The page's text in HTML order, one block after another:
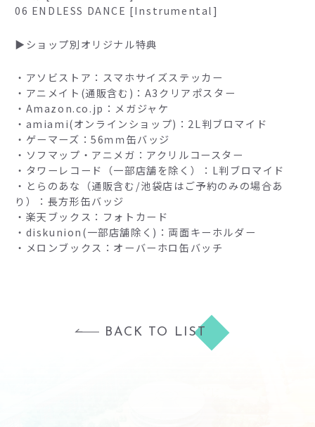
06 ENDLESS DANCE [Instrumental]
▶ショップ別オリジナル特典
・アソビストア：スマホサイズステッカー
・アニメイト(通販含む)：A3クリアポスター
・Amazon.co.jp：メガジャケ
・amiami(オンラインショップ)：2L判ブロマイド
・ゲーマーズ：56ｍｍ缶バッジ
・ソフマップ・アニメガ：アクリルコースター
・タワーレコード（一部店舗を除く）：L判ブロマイド
・とらのあな（通販含む/池袋店はご予約のみの場合あ
り）：長方形缶バッジ
・楽天ブックス：フォトカード
・diskunion(一部店舗除く)：両面キーホルダー
・メロンブックス：オーバーホロ缶バッチ
BACK TO LIST